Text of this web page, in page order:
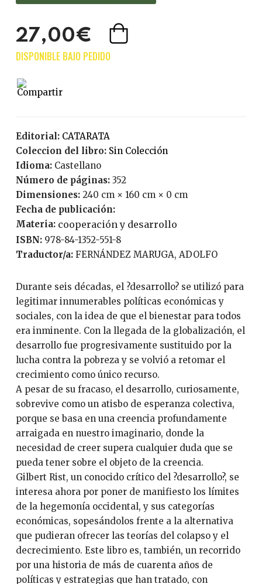
27,00€
Editorial:
CATARATA
Coleccion del libro:
Sin Colección
Idioma:
Castellano
Número de páginas: 352
Dimensiones: 240 cm × 160 cm × 0 cm
Fecha de publicación:
Materia: cooperación y desarrollo
ISBN:
978-84-1352-551-8
Traductor/a:
FERNÁNDEZ MARUGA, ADOLFO
Durante seis décadas, el ?desarrollo? se utilizó para
legitimar innumerables políticas económicas y
sociales, con la idea de que el bienestar para todos
era inminente. Con la llegada de la globalización, el
desarrollo fue progresivamente sustituido por la
lucha contra la pobreza y se volvió a retomar el
crecimiento como único recurso.
A pesar de su fracaso, el desarrollo, curiosamente,
sobrevive como un atisbo de esperanza colectiva,
porque se basa en una creencia profundamente
arraigada en nuestro imaginario, donde la
necesidad de creer supera cualquier duda que se
pueda tener sobre el objeto de la creencia.
Gilbert Rist, un conocido crítico del ?desarrollo?, se
interesa ahora por poner de manifiesto los límites
de la hegemonía occidental, y sus categorías
económicas, sopesándolos frente a la alternativa
que pudieran ofrecer las teorías del colapso y el
decrecimiento. Este libro es, también, un recorrido
por una historia de más de cuarenta años de
políticas y estrategias que han tratado, con